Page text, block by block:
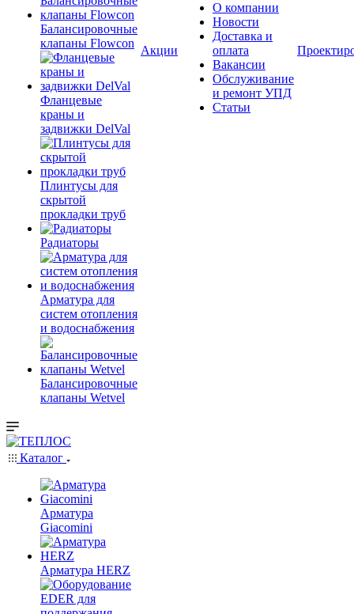
Балансировочные
клапаны Flowcon
Фланцевые
краны и
задвижки DelVal
Плинтусы для
скрытой
прокладки труб
Радиаторы
Арматура для
систем отопления
и водоснабжения
Балансировочные
клапаны Wetvel
Акции
О компании
Новости
Доставка и
оплата
Вакансии
Обслуживание
и ремонт УПД
Статьи
Каталог
Арматура
Giacomini
Арматура HERZ